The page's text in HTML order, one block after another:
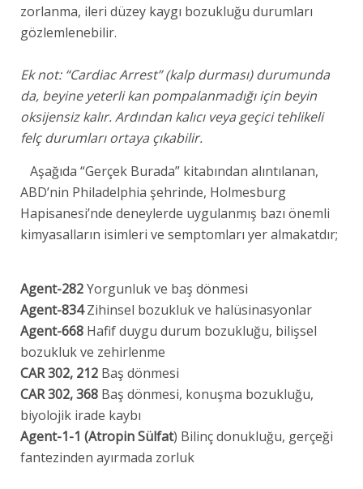
zorlanma, ileri düzey kaygı bozukluğu durumları
gözlemlenebilir.
Ek not: “Cardiac Arrest” (kalp durması) durumunda
da, beyine yeterli kan pompalanmadığı için beyin
oksijensiz kalır. Ardından kalıcı veya geçici tehlikeli
felç durumları ortaya çıkabilir.
Aşağıda “Gerçek Burada” kitabından alıntılanan,
ABD’nin Philadelphia şehrinde, Holmesburg
Hapisanesi’nde deneylerde uygulanmış bazı önemli
kimyasalların isimleri ve semptomları yer almakatdır;
Agent-282Yorgunluk ve baş dönmesi
Agent-834Zihinsel bozukluk ve halüsinasyonlar
Agent-668 Hafif duygu durum bozukluğu, bilişsel
bozukluk ve zehirlenme
CAR 302, 212 Baş dönmesi
CAR 302, 368 Baş dönmesi, konuşma bozukluğu,
biyolojik irade kaybı
Agent-1-1 (Atropin Sülfat) Bilinç donukluğu, gerçeği
fantezinden ayırmada zorluk